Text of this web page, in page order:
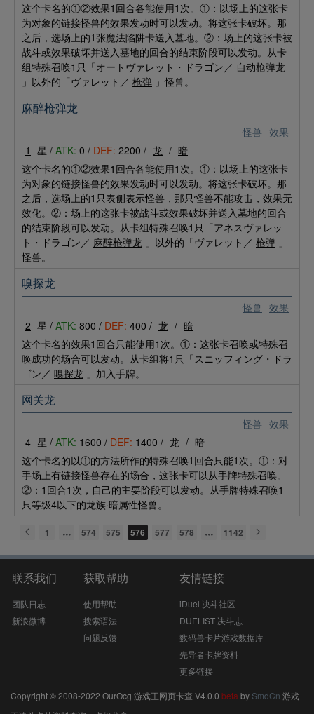
这个卡名的①②效果1回合各能使用1次。①：以场上的这张卡
为对象的链接怪兽的效果发动时可以发动。将这张卡破坏。那
之后，选场上的1张魔法陷阱卡送入墓地。②：场上的这张卡被
战斗或效果破坏并送入墓地的回合的结束阶段可以发动。从卡
组特殊召唤1只「オートヴァレット・ドラゴン／ 自动枪弹龙
」以外的「ヴァレット／ 枪弹 」怪兽。
怪兽 效果
麻醉枪弹龙
1 星 / ATK: 0 / DEF: 2200 / 龙 / 暗
这个卡名的①②效果1回合各能使用1次。①：以场上的这张卡
为对象的链接怪兽的效果发动时可以发动。将这张卡破坏。那
之后，选场上的1只表侧表示怪兽，那只怪兽不能攻击，效果无
效化。②：场上的这张卡被战斗或效果破坏并送入墓地的回合
的结束阶段可以发动。从卡组特殊召唤1只「アネスヴァレッ
ト・ドラゴン／ 麻醉枪弹龙 」以外的「ヴァレット／ 枪弹 」
怪兽。
怪兽 效果
嗅探龙
2 星 / ATK: 800 / DEF: 400 / 龙 / 暗
这个卡名的效果1回合只能使用1次。①：这张卡召唤或特殊召
唤成功的场合可以发动。从卡组将1只「スニッフィング・ドラ
ゴン／ 嗅探龙 」加入手牌。
怪兽 效果
网关龙
4 星 / ATK: 1600 / DEF: 1400 / 龙 / 暗
这个卡名的以①的方法所作的特殊召唤1回合只能1次。①：对
手场上有链接怪兽存在的场合，这张卡可以从手牌特殊召唤。
②：1回合1次，自己的主要阶段可以发动。从手牌特殊召唤1
只等级4以下的龙族·暗属性怪兽。
1 574 575 576 577 578 1142
联系我们
团队日志
新浪微博
获取帮助
使用帮助
搜索语法
问题反馈
友情链接
iDuel 决斗社区
DUELIST 决斗志
数码兽卡片游戏数据库
先导者卡牌资料
更多链接
Copyright © 2008-2022 OurOcg 游戏王网页卡查 V4.0.0 beta by SmdCn 游戏